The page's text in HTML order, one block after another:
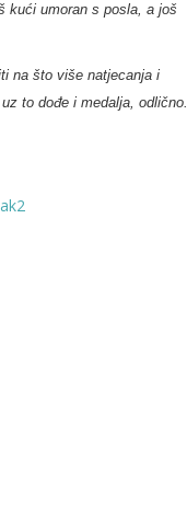
kući umoran s posla, a još
na što više natjecanja i
to dođe i medalja, odlično.